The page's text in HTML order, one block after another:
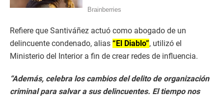
Refiere que Santiváñez actuó como abogado de un
delincuente condenado, alias “El Diablo”, utilizó el
Ministerio del Interior a fin de crear redes de influencia.
“Además, celebra los cambios del delito de organización
criminal para salvar a sus delincuentes. El tiempo nos